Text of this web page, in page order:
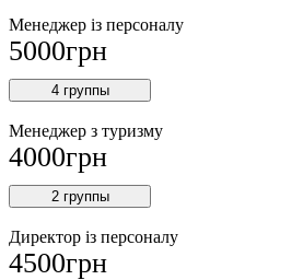
Менеджер із персоналу
5000грн
4 группы
Менеджер з туризму
4000грн
2 группы
Директор iз персоналу
4500грн